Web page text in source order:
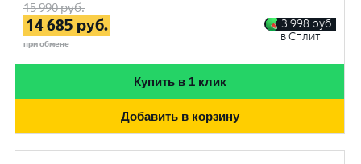
15 990руб.
14 685 руб.
при обмене
3 998 руб.
в Сплит
Купить в 1 клик
Добавить в корзину